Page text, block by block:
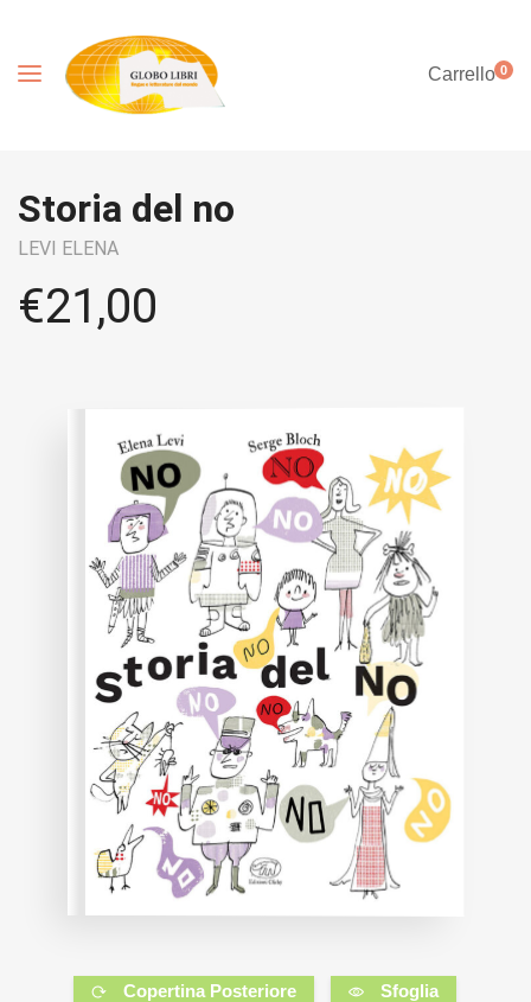
Carrello0
Storia del no
LEVI ELENA
€21,00
Copertina Posteriore Sfoglia